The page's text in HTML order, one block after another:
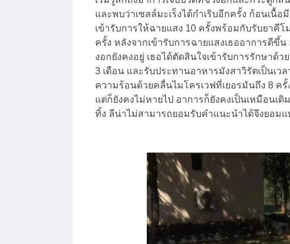
และพบว่าเซลล์มะเร็งได้กำเริบอีกครั้ง ก้อนเ
เข้ารับการให้ฉายแสง 10 ครั้งพร้อมกับรับยาคี
ครั้ง หลังจากเข้ารับการฉายแสงเธออาการดีขึ้
งอกยังคงอยู่ เธอได้ตัดสินใจเข้ารับการรักษาด้
3 เดือน และรับประทานอาหารมังสาวิรัตเป็นเว
ความร้อนด้วยคลื่นไมโครเวฟที่เยอรมันถึง 8 ค
แต่ก็ยังคงไม่หายไป อาการก็ยังคงเป็นเหมือน
ทิ้ง ลีน่าไม่สามารถยอมรับคำแนะนำได้จึงยอ